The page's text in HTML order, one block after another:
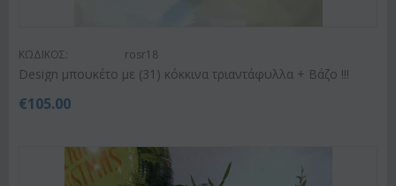
ΚΩΔΙΚΟΣ: rosr18
Design μπουκέτο με (31) κόκκινα τριαντάφυλλα + Βάζο !!!
€105.00